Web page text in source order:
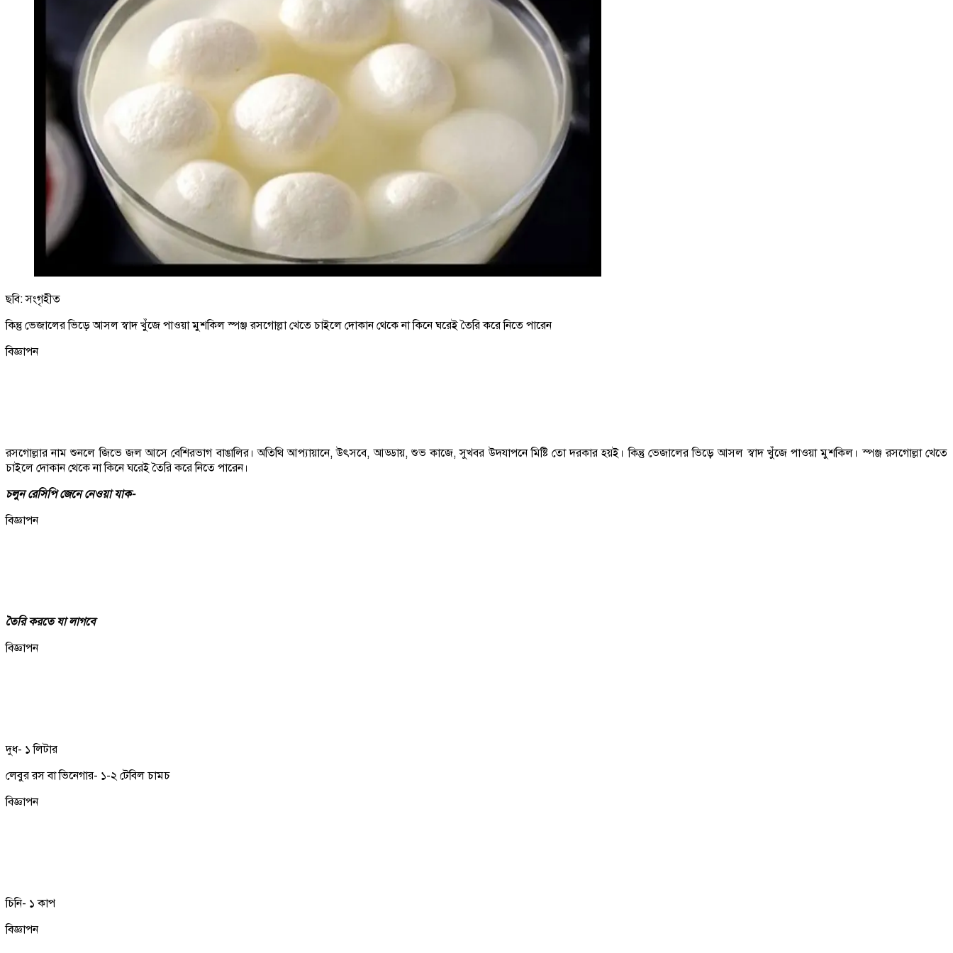
ছবি: সংগৃহীত
কিন্তু ভেজালের ভিড়ে আসল স্বাদ খুঁজে পাওয়া মুশকিল স্পঞ্জ রসগোল্লা খেতে চাইলে দোকান থেকে না কিনে ঘরেই তৈরি করে নিতে পারেন
বিজ্ঞাপন
রসগোল্লার নাম শুনলে জিভে জল আসে বেশিরভাগ বাঙালির। অতিথি আপ্যায়ানে, উৎসবে, আড্ডায়, শুভ কাজে, সুখবর উদযাপনে মিষ্টি তো দরকার হয়ই। কিন্তু ভেজালের ভিড়ে আসল স্বাদ খুঁজে পাওয়া মুশকিল। স্পঞ্জ রসগোল্লা খেতে
চাইলে দোকান থেকে না কিনে ঘরেই তৈরি করে নিতে পারেন।
চলুন রেসিপি জেনে নেওয়া যাক-
বিজ্ঞাপন
তৈরি করতে যা লাগবে
বিজ্ঞাপন
দুধ- ১ লিটার
লেবুর রস বা ভিনেগার- ১-২ টেবিল চামচ
বিজ্ঞাপন
চিনি- ১ কাপ
বিজ্ঞাপন